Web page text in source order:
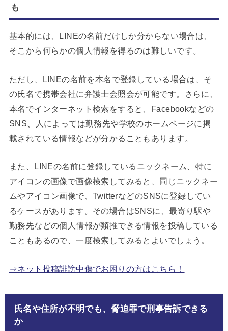
も
基本的には、LINEの名前だけしか分からない場合は、
そこから何らかの個人情報を得るのは難しいです。
ただし、LINEの名前を本名で登録している場合は、そ
の氏名で携帯会社に弁護士会照会が可能です。さらに、
本名でインターネット検索をすると、Facebookなどの
SNS、人によっては勤務先や学校のホームページに掲
載されている情報などが分かることもあります。
また、LINEの名前に登録しているニックネーム、特に
アイコンの画像で画像検索してみると、同じニックネー
ムやアイコン画像で、TwitterなどのSNSに登録してい
るケースがあります。その場合はSNSに、最寄り駅や
勤務先などの個人情報が類推できる情報を投稿している
こともあるので、一度検索してみるとよいでしょう。
⇒ネット投稿誹謗中傷でお困りの方はこちら！
氏名や住所が不明でも、脅迫罪で刑事告訴できる
か